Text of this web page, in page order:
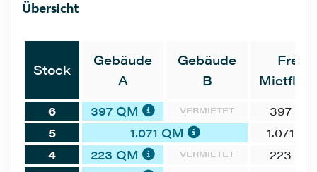
Übersicht
Stock
Gebäude
A
Gebäude
B
Freie
6 397 QM VERMIETET
397 QM
5
1.071 QM
1.071
4
223 QM VERMIETET
223 QM